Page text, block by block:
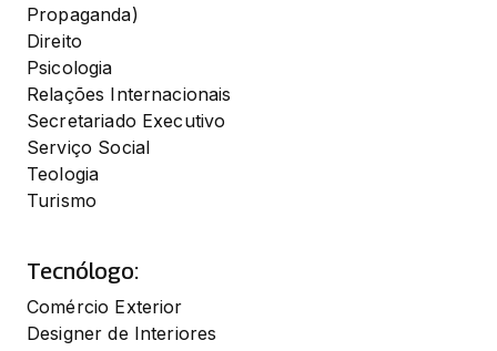
Propaganda)
Direito
Psicologia
Relações Internacionais
Secretariado Executivo
Serviço Social
Teologia
Turismo
Tecnólogo:
Comércio Exterior
Designer de Interiores